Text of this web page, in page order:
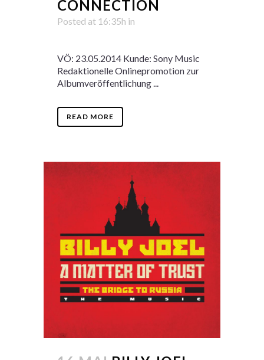
CONNECTION
Posted at 16:35h in
VÖ: 23.05.2014 Kunde: Sony Music
Redaktionelle Onlinepromotion zur
Albumveröffentlichung ...
READ MORE